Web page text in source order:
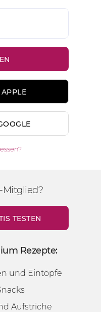
Mitglied?
TESTEN
Rezepte:
und Eintöpfe
Aufstriche